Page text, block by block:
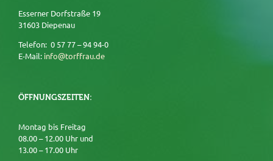
Esserner Dorfstraße 19
31603 Diepenau
Telefon: 0 57 77 – 94 94-0
E-Mail: info@torffrau.de
ÖFFNUNGSZEITEN:
Montag bis Freitag
08.00 – 12.00 Uhr und
13.00 – 17.00 Uhr